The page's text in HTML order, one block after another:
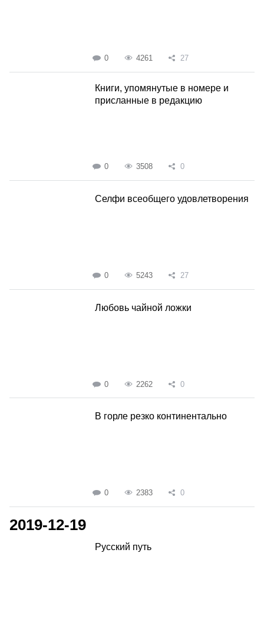
0 4261 27
Книги, упомянутые в номере и
присланные в редакцию
0 3508 0
Селфи всеобщего удовлетворения
0 5243 27
Любовь чайной ложки
0 2262 0
В горле резко континентально
0 2383 0
2019-12-19
Русский путь